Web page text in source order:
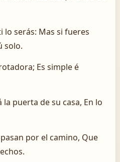
lo serás: Mas si fueres
solo.
Es simple é
la puerta de su casa, En lo
por el camino, Que